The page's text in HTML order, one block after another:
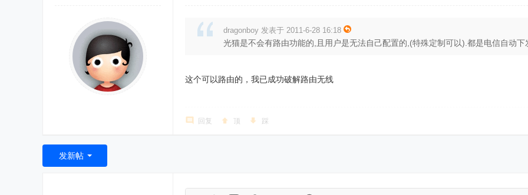
dragonboy 发表于 2011-6-28 16:18
光猫是不会有路由功能的,且用户是无法自己配置的,(特殊定制可以).都是电信自动下
这个可以路由的，我已成功破解路由无线
回复 顶 踩
发新帖